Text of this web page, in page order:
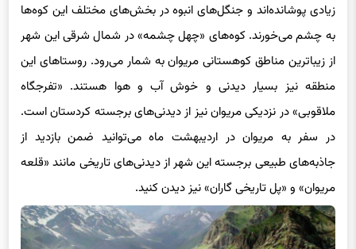
زیادی پوشانده‌اند و جنگل‌های انبوه در بخش‌های مختلف این کوه‌ها
به چشم می‌خورند. کوه‌های «چهل چشمه» در شمال شرقی این شهر
از زیباترین مناطق کوهستانی مریوان به شمار می‌رود. روستاهای این
منطقه نیز بسیار دیدنی و خوش آب و هوا هستند. «تفرجگاه
ملاقوبی» در نزدیکی مریوان نیز از دیدنی‌های برجسته کردستان است.
در سفر به مریوان در اردیبهشت ماه می‌توانید ضمن بازدید از
جاذبه‌های طبیعی برجسته این شهر از دیدنی‌های تاریخی مانند «قلعه
مریوان» و «پل تاریخی گاران» نیز دیدن کنید.